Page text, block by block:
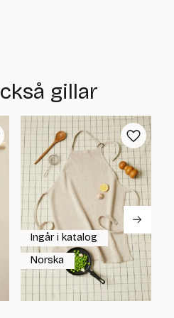
gillar
Ingår i katalog
Norska